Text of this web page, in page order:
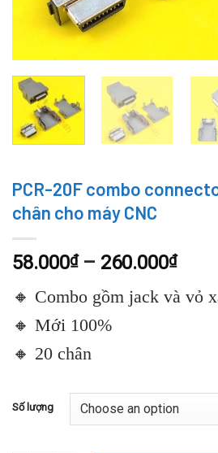
PCR-20F combo
chân cho máy CNC
58.000₫– 260.000₫
🔸 Combo gồm jack và vỏ
🔸 Mới 100%
🔸 20 chân
Số lượng